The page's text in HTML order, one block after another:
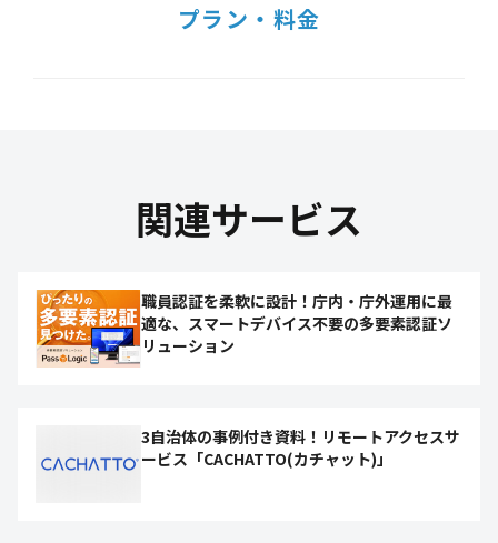
プラン・料金
関連サービス
職員認証を柔軟に設計！庁内・庁外運用に最
適な、スマートデバイス不要の多要素認証ソ
リューション
3自治体の事例付き資料！リモートアクセスサ
ービス「CACHATTO(カチャット)」